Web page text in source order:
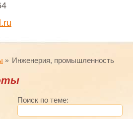
Инженерия, промышленность
Поиск по теме: